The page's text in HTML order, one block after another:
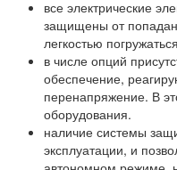
все электрические
защищены от
легкостью
в числе опций
обеспечение,
перенапряжение. В
оборудования.
наличие системы
эксплуатации, и